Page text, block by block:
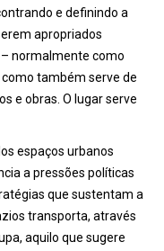
e definindo a
apropriados
normalmente como
também serve de
e obras. O lugar serve
espaços urbanos
a pressões políticas
que sustentam a
transporta, através
aquilo que sugere